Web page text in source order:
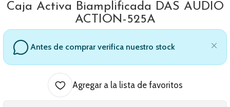
Caja Activa Biamplificada DAS AUDIO
ACTION-525A
Antes de comprar verifica nuestro stock
Agregar a la lista de favoritos